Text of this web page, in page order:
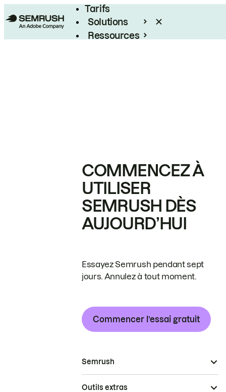
Tarifs
Solutions
Ressources
COMMENCEZ À
UTILISER
SEMRUSH DÈS
AUJOURD’HUI
Essayez Semrush pendant sept
jours. Annulez à tout moment.
Commencer l’essai gratuit
Semrush
Outils extras